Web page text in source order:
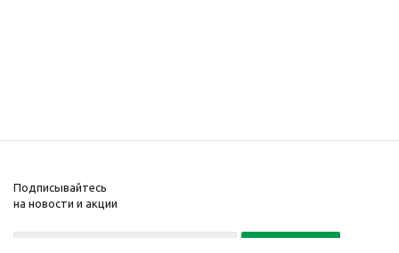
Подписывайтесь
на новости и акции